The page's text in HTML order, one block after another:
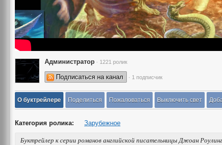
Администратор · 1221 ролик
Подписаться на канал · 1 подписчик
О буктрейлере Поделиться Пожаловаться Выключить свет
Категория ролика: Зарубежное
Буктрейлер к серии романов английской писательницы Джоан